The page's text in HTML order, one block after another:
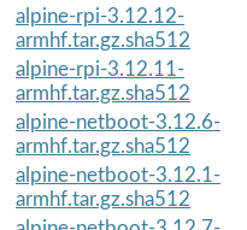
alpine-rpi-3.12.12-
armhf.tar.gz.sha512
alpine-rpi-3.12.11-
armhf.tar.gz.sha512
alpine-netboot-3.12.6-
armhf.tar.gz.sha512
alpine-netboot-3.12.1-
armhf.tar.gz.sha512